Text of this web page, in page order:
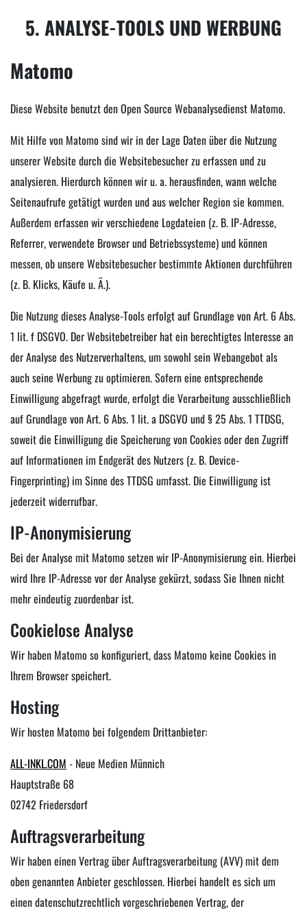
5. ANALYSE-TOOLS UND WERBUNG
Matomo
Diese Website benutzt den Open Source Webanalysedienst Matomo.
Mit Hilfe von Matomo sind wir in der Lage Daten über die Nutzung
unserer Website durch die Websitebesucher zu erfassen und zu
analysieren. Hierdurch können wir u. a. herausfinden, wann welche
Seitenaufrufe getätigt wurden und aus welcher Region sie kommen.
Außerdem erfassen wir verschiedene Logdateien (z. B. IP-Adresse,
Referrer, verwendete Browser und Betriebssysteme) und können
messen, ob unsere Websitebesucher bestimmte Aktionen durchführen
(z. B. Klicks, Käufe u. Ä.).
Die Nutzung dieses Analyse-Tools erfolgt auf Grundlage von Art. 6 Abs.
1 lit. f DSGVO. Der Websitebetreiber hat ein berechtigtes Interesse an
der Analyse des Nutzerverhaltens, um sowohl sein Webangebot als
auch seine Werbung zu optimieren. Sofern eine entsprechende
Einwilligung abgefragt wurde, erfolgt die Verarbeitung ausschließlich
auf Grundlage von Art. 6 Abs. 1 lit. a DSGVO und § 25 Abs. 1 TTDSG,
soweit die Einwilligung die Speicherung von Cookies oder den Zugriff
auf Informationen im Endgerät des Nutzers (z. B. Device-
Fingerprinting) im Sinne des TTDSG umfasst. Die Einwilligung ist
jederzeit widerrufbar.
IP-Anonymisierung
Bei der Analyse mit Matomo setzen wir IP-Anonymisierung ein. Hierbei
wird Ihre IP-Adresse vor der Analyse gekürzt, sodass Sie Ihnen nicht
mehr eindeutig zuordenbar ist.
Cookielose Analyse
Wir haben Matomo so konfiguriert, dass Matomo keine Cookies in
Ihrem Browser speichert.
Hosting
Wir hosten Matomo bei folgendem Drittanbieter:
ALL-INKL.COM - Neue Medien Münnich
Hauptstraße 68
02742 Friedersdorf
Auftragsverarbeitung
Wir haben einen Vertrag über Auftragsverarbeitung (AVV) mit dem
oben genannten Anbieter geschlossen. Hierbei handelt es sich um
einen datenschutzrechtlich vorgeschriebenen Vertrag, der